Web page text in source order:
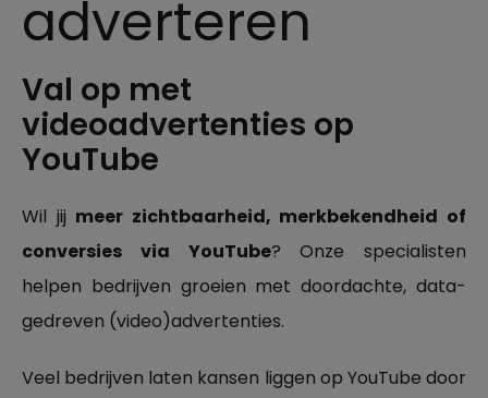
adverteren
Val op met
videoadvertenties op
YouTube
Wil jij meer zichtbaarheid, merkbekendheid of
conversies via YouTube? Onze specialisten
helpen bedrijven groeien met doordachte, data-
gedreven (video)advertenties.
Veel bedrijven laten kansen liggen op YouTube door